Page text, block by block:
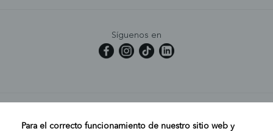
Síguenos en
MI CUENTA
Para el correcto funcionamiento de nuestro sitio web y